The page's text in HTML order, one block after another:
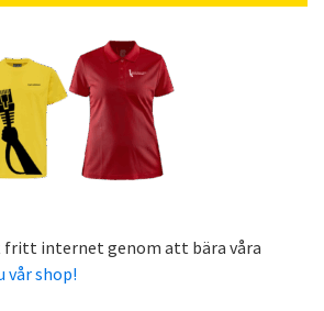
internet genom att bära våra
vår shop!